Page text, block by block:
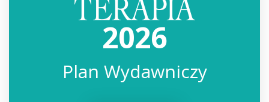
2026
Plan Wydawniczy